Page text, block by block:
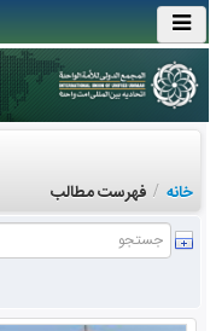
خانه / فهرست مطالب